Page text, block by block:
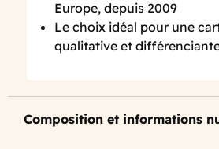
Europe, depuis 2009
Le choix idéal pour une
qualitative et
Composition et informations